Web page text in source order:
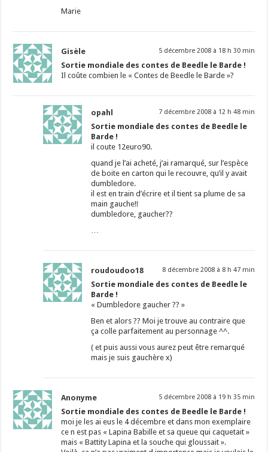
Marie
Gisèle 5 décembre 2008 à 18 h 30 min
Sortie mondiale des contes de Beedle le Barde !
Il coûte combien le « Contes de Beedle le Barde »?
opahl 7 décembre 2008 à 12 h 48 min
Sortie mondiale des contes de Beedle le
Barde !
il coute 12euro90.
quand je l’ai acheté, j’ai ramarqué, sur l’espèce
de boite en carton qui le recouvre, qu’il y avait
dumbledore.
il est en train d’écrire et il tient sa plume de sa
main gauche!!
dumbledore, gaucher??
…
roudoudoo18 8 décembre 2008 à 8 h 47 min
Sortie mondiale des contes de Beedle le
Barde !
« Dumbledore gaucher ?? »
Ben et alors ?? Moi je trouve au contraire que
ça colle parfaitement au personnage ^^.
( et puis aussi vous aurez peut être remarqué
mais je suis gauchère x)
Anonyme 5 décembre 2008 à 19 h 35 min
Sortie mondiale des contes de Beedle le Barde !
moi je les ai eus le 4 décembre et dans mon exemplaire
ce n est pas « Lapina Babille et sa queue qui caquetait »
mais « Battity Lapina et la souche qui gloussait ».